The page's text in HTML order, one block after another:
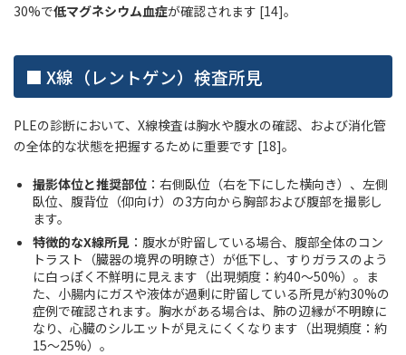
30%で低マグネシウム血症が確認されます [14]。
■ X線（レントゲン）検査所見
PLEの診断において、X線検査は胸水や腹水の確認、および消化管
の全体的な状態を把握するために重要です [18]。
撮影体位と推奨部位 ：右側臥位（右を下にした横向き）、左側
臥位、腹背位（仰向け）の3方向から胸部および腹部を撮影し
ます。
特徴的なX線所見 ：腹水が貯留している場合、腹部全体のコン
トラスト（臓器の境界の明瞭さ）が低下し、すりガラスのよう
に白っぽく不鮮明に見えます（出現頻度：約40〜50%）。ま
た、小腸内にガスや液体が過剰に貯留している所見が約30%の
症例で確認されます。胸水がある場合は、肺の辺縁が不明瞭に
なり、心臓のシルエットが見えにくくなります（出現頻度：約
15〜25%）。